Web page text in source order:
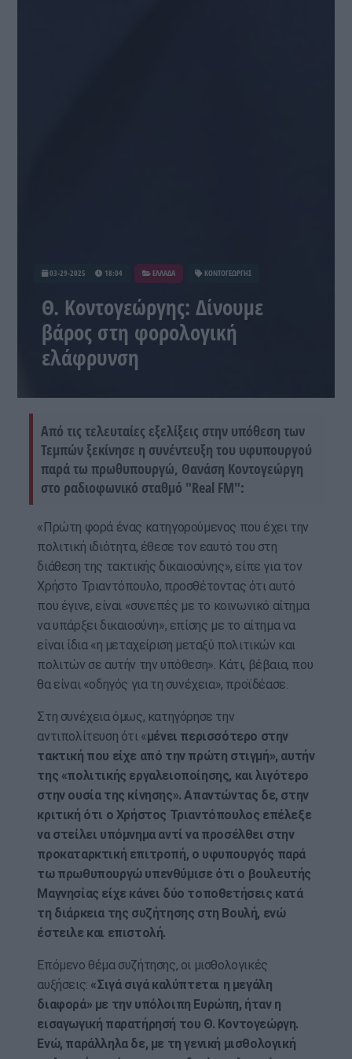
03-29-2025 18:04 ΕΛΛΑΔΑ ΚΟΝΤΟΓΕΩΡΓΗΣ
Θ. Κοντογεώργης: Δίνουμε
βάρος στη φορολογική
ελάφρυνση
Από τις τελευταίες εξελίξεις στην υπόθεση των
Τεμπών ξεκίνησε η συνέντευξη του υφυπουργού
παρά τω πρωθυπουργώ, Θανάση Κοντογεώργη
στο ραδιοφωνικό σταθμό "Real FM":
«Πρώτη φορά ένας κατηγορούμενος που έχει την
πολιτική ιδιότητα, έθεσε τον εαυτό του στη
διάθεση της τακτικής δικαιοσύνης», είπε για τον
Χρήστο Τριαντόπουλο, προσθέτοντας ότι αυτό
που έγινε, είναι «συνεπές με το κοινωνικό αίτημα
να υπάρξει δικαιοσύνη», επίσης με το αίτημα να
είναι ίδια «η μεταχείριση μεταξύ πολιτικών και
πολιτών σε αυτήν την υπόθεση». Κάτι, βέβαια, που
θα είναι «οδηγός για τη συνέχεια», προϊδέασε.
Στη συνέχεια όμως, κατηγόρησε την
αντιπολίτευση ότι «μένει περισσότερο στην
τακτική που είχε από την πρώτη στιγμή», αυτήν
της «πολιτικής εργαλειοποίησης, και λιγότερο
στην ουσία της κίνησης». Απαντώντας δε, στην
κριτική ότι ο Χρήστος Τριαντόπουλος επέλεξε
να στείλει υπόμνημα αντί να προσέλθει στην
προκαταρκτική επιτροπή, ο υφυπουργός παρά
τω πρωθυπουργώ υπενθύμισε ότι ο βουλευτής
Μαγνησίας είχε κάνει δύο τοποθετήσεις κατά
τη διάρκεια της συζήτησης στη Βουλή, ενώ
έστειλε και επιστολή.
Επόμενο θέμα συζήτησης, οι μισθολογικές
αυξήσεις: «Σιγά σιγά καλύπτεται η μεγάλη
διαφορά» με την υπόλοιπη Ευρώπη, ήταν η
εισαγωγική παρατήρησή του Θ. Κοντογεώργη.
Ενώ, παράλληλα δε, με τη γενική μισθολογική